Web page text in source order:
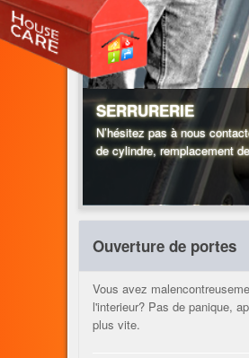
SERRURERIE
N’hésitez pas à nous
de cylindre, remplacement
Ouverture de portes
Vous avez
l'interieur? Pas de panique,
plus vite.